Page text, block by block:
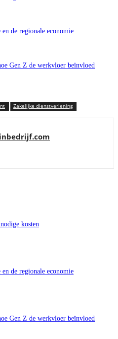
de regionale economie
Gen Z de werkvloer beïnvloed
Zakelijke dienstverlening
kosten
de regionale economie
Gen Z de werkvloer beïnvloed